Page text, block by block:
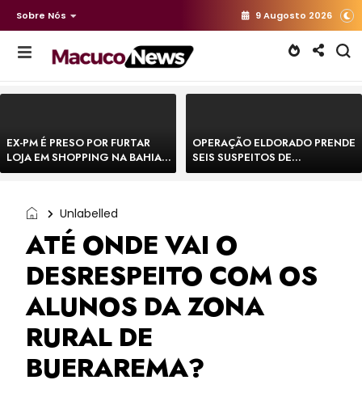
Sobre Nós 9 Augosto 2026
EX-PM É PRESO POR FURTAR
LOJA EM SHOPPING NA BAHIA E
ESCAPA CORRENDO DE
OPERAÇÃO ELDORADO PRENDE
SEIS SUSPEITOS DE
MOVIMENTAR R$ 25 MILHÕES
Unlabelled
ATÉ ONDE VAI O
DESRESPEITO COM OS
ALUNOS DA ZONA
RURAL DE
BUERAREMA?